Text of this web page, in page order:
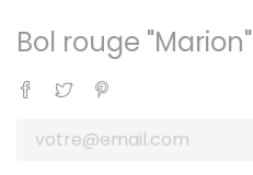
Bol rouge "Marion"
Partager
Tweet